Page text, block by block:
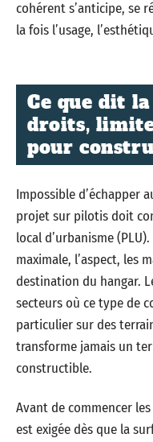
cohérent s’anticipe, se
la fois l’usage,
Ce que dit
droits,
pour
Impossible d’échapper
projet sur pilotis doit
local d’urbanisme
maximale, l’aspect, les
destination du hangar.
secteurs où ce type de
particulier sur des
transforme jamais un
constructible.
Avant de commencer
est exigée dès que la